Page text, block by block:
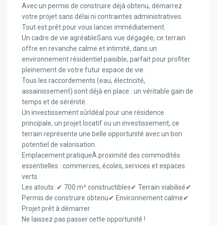
Avec un permis de construire déjà obtenu, démarrez
votre projet sans délai ni contraintes administratives.
Tout est prêt pour vous lancer immédiatement.
Un cadre de vie agréableSans vue dégagée, ce terrain
offre en revanche calme et intimité, dans un
environnement résidentiel paisible, parfait pour profiter
pleinement de votre futur espace de vie.
Tous les raccordements (eau, électricité,
assainissement) sont déjà en place : un véritable gain de
temps et de sérénité.
Un investissement sûrIdéal pour une résidence
principale, un projet locatif ou un investissement, ce
terrain représente une belle opportunité avec un bon
potentiel de valorisation.
Emplacement pratiqueÀ proximité des commodités
essentielles : commerces, écoles, services et espaces
verts.
Les atouts :✔ 700 m² constructibles✔ Terrain viabilisé✔
Permis de construire obtenu✔ Environnement calme✔
Projet prêt à démarrer
Ne laissez pas passer cette opportunité !